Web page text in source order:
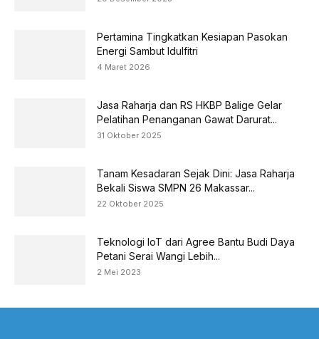
Pertamina Tingkatkan Kesiapan Pasokan
Energi Sambut Idulfitri
4 Maret 2026
Jasa Raharja dan RS HKBP Balige Gelar
Pelatihan Penanganan Gawat Darurat...
31 Oktober 2025
Tanam Kesadaran Sejak Dini: Jasa Raharja
Bekali Siswa SMPN 26 Makassar...
22 Oktober 2025
Teknologi IoT dari Agree Bantu Budi Daya
Petani Serai Wangi Lebih...
2 Mei 2023